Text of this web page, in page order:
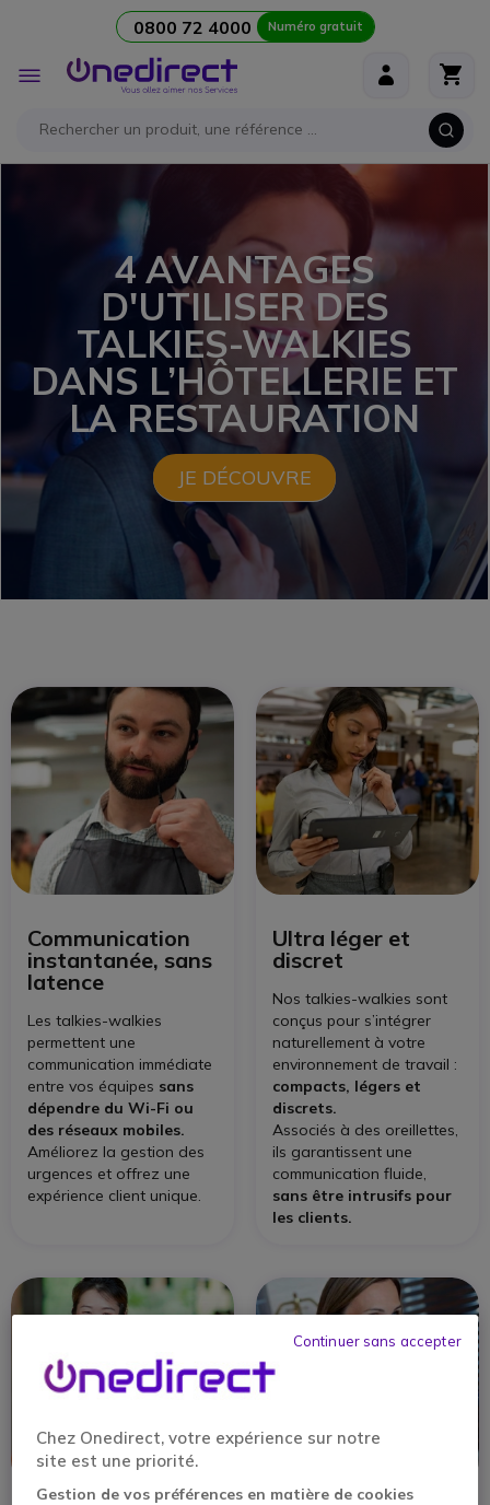
0800 72 4000 Numéro gratuit
Affichage
navigation
4 AVANTAGES
D'UTILISER DES
TALKIES-WALKIES
DANS L’HÔTELLERIE ET
LA RESTAURATION
JE DÉCOUVRE
Communication
instantanée, sans
latence
Les talkies-walkies
permettent une
communication immédiate
entre vos équipes sans
dépendre du Wi-Fi ou
des réseaux mobiles.
Améliorez la gestion des
urgences et offrez une
expérience client unique.
Ultra léger et
discret
Nos talkies-walkies sont
conçus pour s’intégrer
naturellement à votre
environnement de travail :
compacts, légers et
discrets.
Associés à des oreillettes,
ils garantissent une
communication fluide,
sans être intrusifs pour
les clients.
Chez Onedirect, votre expérience sur notre
site est une priorité.
Gestion de vos préférences en matière de cookies
Continuer sans accepter